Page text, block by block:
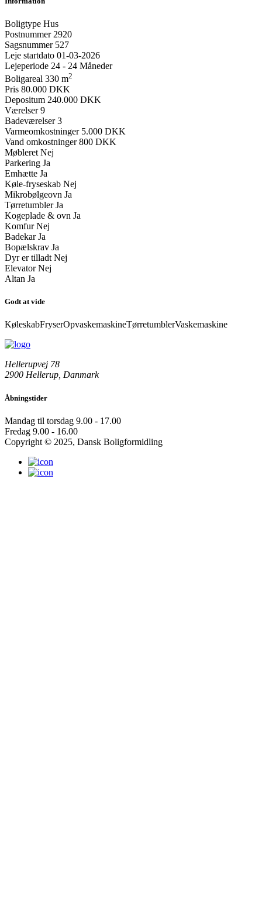
Boligtype Hus
Postnummer 2920
Sagsnummer 527
Leje startdato 01-03-2026
Lejeperiode 24 - 24 Måneder
Boligareal 330 m2
Pris 80.000 DKK
Depositum 240.000 DKK
Værelser 9
Badeværelser 3
Varmeomkostninger 5.000 DKK
Vand omkostninger 800 DKK
Møbleret Nej
Parkering Ja
Emhætte Ja
Køle-fryseskab Nej
Mikrobølgeovn Ja
Tørretumbler Ja
Kogeplade & ovn Ja
Komfur Nej
Badekar Ja
Bopælskrav Ja
Dyr er tilladt Nej
Elevator Nej
Altan Ja
Godt at vide
KøleskabFryserOpvaskemaskineTørretumblerVaskemaskine
Hellerupvej 78
2900 Hellerup, Danmark
Åbningstider
Mandag til torsdag 9.00 - 17.00
Fredag 9.00 - 16.00
Copyright © 2025, Dansk Boligformidling